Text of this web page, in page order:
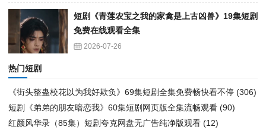
短剧《青莲农宝之我的家禽是上古凶兽》19集短剧
免费在线观看全集
2026-07-26
热门短剧
《街头整蛊校花以为我好欺负》69集短剧全集免费畅快看不停 (306)
短剧《弟弟的朋友暗恋我》60集短剧网页版全集流畅观看 (90)
红颜风华录（85集）短剧夸克网盘无广告纯净版观看 (12)